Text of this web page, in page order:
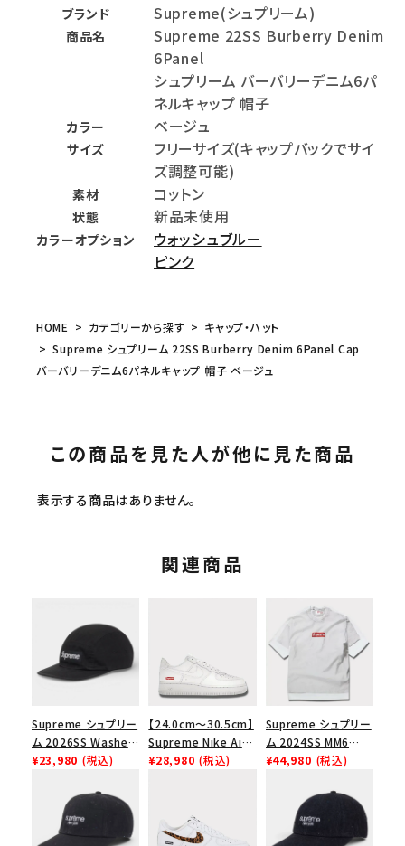
ブランド Supreme(シュプリーム)
商品名
Supreme 22SS Burberry Denim
6Panel
シュプリーム バーバリーデニム6パ
ネルキャップ 帽子
カラー ベージュ
サイズ
フリーサイズ(キャップバックでサイ
ズ調整可能)
素材 コットン
状態 新品未使用
カラーオプション
ウォッシュブルー
ピンク
HOME カテゴリーから探す
キャップ・ハット
Supreme シュプリーム 22SS Burberry Denim 6Panel Cap
バーバリーデニム6パネルキャップ 帽子 ベージュ
この商品を見た人が他に見た商品
表示する商品はありません。
関連商品
Supreme シュプリー
ム 2026SS Washed
Chino Twill Camp
ノツイル キャンプキャ
ップ ブラック
¥23,980 (税込)
【24.0cm～30.5cm】
Supreme Nike Air
Force 1 Low シュプ
ューズ ホワイト
¥28,980 (税込)
Supreme シュプリー
ム 2024SS MM6
Maison Margiela
メゾンマルジェラボッ
クスロゴTシャツ ホ
ワイト 白
¥44,980 (税込)